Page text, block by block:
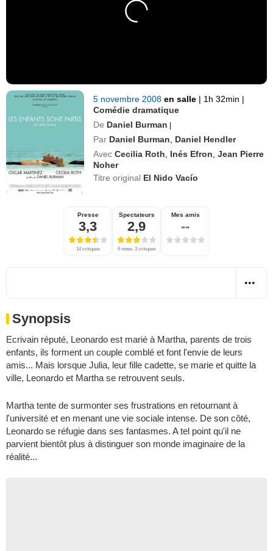
5 novembre 2008en salle | 1h 32min |
Comédie dramatique
De Daniel Burman |
Par Daniel Burman
Daniel Hendler
Avec Cecilia Roth Inés Efron ,Jean Pierre
Noher
Titre original El Nido Vacío
Presse
3,3
14 critiques
Spectateurs
2,9
6 notes, 3 critiques
Mes amis
--
Synopsis
Ecrivain réputé, Leonardo est marié à Martha, parents de trois
enfants, ils forment un couple comblé et font l'envie de leurs
amis... Mais lorsque Julia, leur fille cadette, se marie et quitte la
ville, Leonardo et Martha se retrouvent seuls.
Martha tente de surmonter ses frustrations en retournant à
l'université et en menant une vie sociale intense. De son côté,
Leonardo se réfugie dans ses fantasmes. A tel point qu'il ne
parvient bientôt plus à distinguer son monde imaginaire de la
réalité...